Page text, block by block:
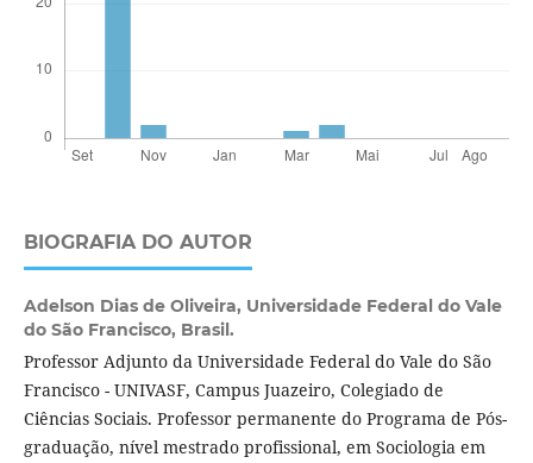
BIOGRAFIA DO AUTOR
Adelson Dias de Oliveira, Universidade Federal do Vale
do São Francisco, Brasil.
Professor Adjunto da Universidade Federal do Vale do São
Francisco - UNIVASF, Campus Juazeiro, Colegiado de
Ciências Sociais. Professor permanente do Programa de Pós-
graduação, nível mestrado profissional, em Sociologia em